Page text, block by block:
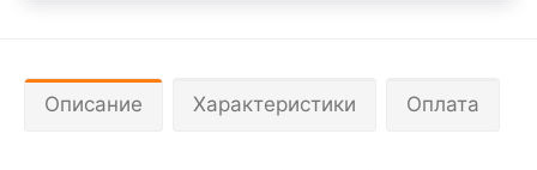
Описание Характеристики Оплата